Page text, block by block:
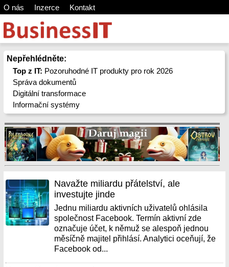
O nás Inzerce Kontakt
Nepřehlédněte:
Top z IT: Pozoruhodné IT produkty pro rok 2026
Správa dokumentů
Digitální transformace
Informační systémy
Navažte miliardu přátelství, ale
investujte jinde
Jednu miliardu aktivních uživatelů ohlásila
společnost Facebook. Termín aktivní zde
označuje účet, k němuž se alespoň jednou
měsíčně majitel přihlásí. Analytici oceňují, že
Facebook od...